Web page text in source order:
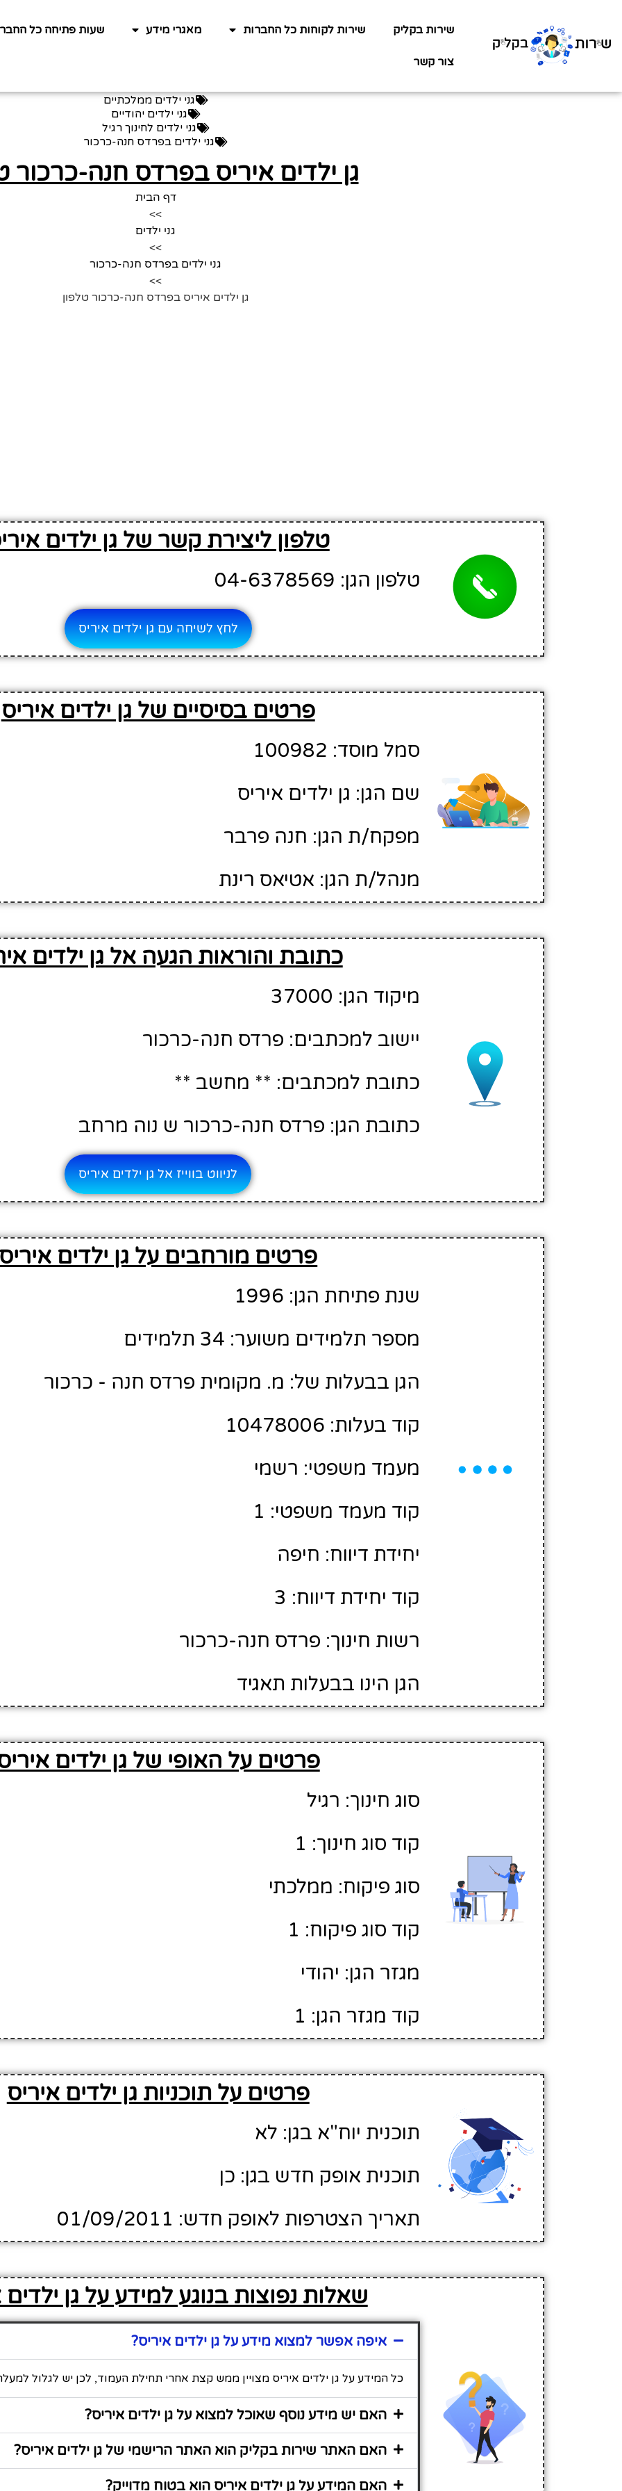
שירות בקליק שירות לקוחות כל החברות מאגרי מידע שעות פתיחה כל
צור קשר
גני ילדים ממלכתיים
גני ילדים יהודיים
גני ילדים לחינוך רגיל
גני ילדים בפרדס חנה-כרכור
גן ילדים איריס בפרדס חנה-כרכור
דף הבית
>>
גני ילדים
>>
גני ילדים בפרדס חנה-כרכור
>>
גן ילדים איריס בפרדס חנה-כרכור טלפון
טלפון ליצירת קשר של גן ילדים
טלפון הגן: 04-6378569
לחץ לשיחה עם גן ילדים איריס
פרטים בסיסיים של גן ילדים איריס
סמל מוסד: 100982
שם הגן: גן ילדים איריס
מפקח/ת הגן: חנה פרבר
מנהל/ת הגן: אטיאס רינת
כתובת והוראות הגעה אל גן ילדים
מיקוד הגן: 37000
יישוב למכתבים: פרדס חנה-כרכור
כתובת למכתבים: ** מחשב **
כתובת הגן: פרדס חנה-כרכור ש נוה מרחב
לניווט בווייז אל גן ילדים איריס
פרטים מורחבים על גן ילדים
שנת פתיחת הגן: 1996
מספר תלמידים משוער: 34 תלמידים
הגן בבעלות של: מ. מקומית פרדס חנה - כרכור
קוד בעלות: 10478006
מעמד משפטי: רשמי
קוד מעמד משפטי: 1
יחידת דיווח: חיפה
קוד יחידת דיווח: 3
רשות חינוך: פרדס חנה-כרכור
הגן הינו בבעלות תאגיד
פרטים על האופי של גן ילדים
סוג חינוך: רגיל
קוד סוג חינוך: 1
סוג פיקוח: ממלכתי
קוד סוג פיקוח: 1
מגזר הגן: יהודי
קוד מגזר הגן: 1
פרטים על תוכניות גן ילדים איריס
תוכנית יוח"א בגן: לא
תוכנית אופק חדש בגן: כן
תאריך הצטרפות לאופק חדש: 01/09/2011
שאלות נפוצות בנוגע למידע על גן ילדים
איפה אפשר למצוא מידע על גן ילדים איריס?
כל המידע על גן ילדים איריס מצויין ממש קצת אחרי תחילת העמוד, לכן יש לגלול
האם יש מידע נוסף שאוכל למצוא על גן ילדים איריס?
האם האתר שירות בקליק הוא האתר הרישמי של גן ילדים איריס?
האם המידע על גן ילדים איריס הוא בטוח מדוייק?